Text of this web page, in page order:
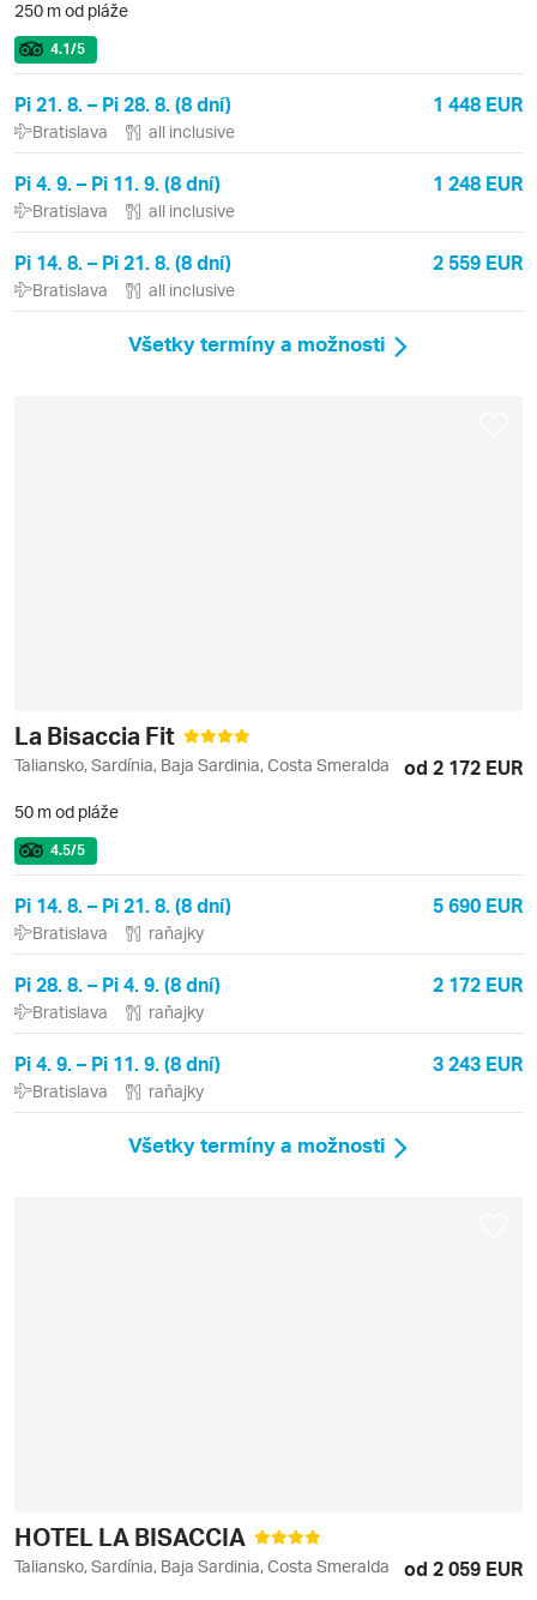
250 m od pláže
4.1/5
Pi 21. 8. – Pi 28. 8. (8 dní) 1 448 EUR
Bratislava all inclusive
Pi 4. 9. – Pi 11. 9. (8 dní) 1 248 EUR
Bratislava all inclusive
Pi 14. 8. – Pi 21. 8. (8 dní) 2 559 EUR
Bratislava all inclusive
Všetky termíny a možnosti
La Bisaccia Fit
Taliansko, Sardínia, Baja Sardinia, Costa Smeralda od 2 172 EUR
50 m od pláže
4.5/5
Pi 14. 8. – Pi 21. 8. (8 dní) 5 690 EUR
Bratislava raňajky
Pi 28. 8. – Pi 4. 9. (8 dní) 2 172 EUR
Bratislava raňajky
Pi 4. 9. – Pi 11. 9. (8 dní) 3 243 EUR
Bratislava raňajky
Všetky termíny a možnosti
HOTEL LA BISACCIA
Taliansko, Sardínia, Baja Sardinia, Costa Smeralda od 2 059 EUR